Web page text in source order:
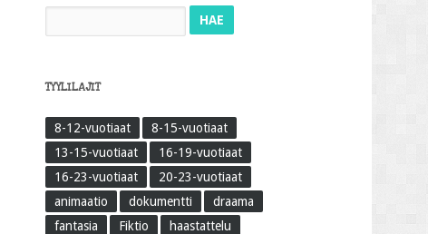
TYYLILAJIT
8-12-vuotiaat
8-15-vuotiaat
13-15-vuotiaat
16-19-vuotiaat
16-23-vuotiaat
20-23-vuotiaat
animaatio
dokumentti
draama
fantasia
Fiktio
haastattelu